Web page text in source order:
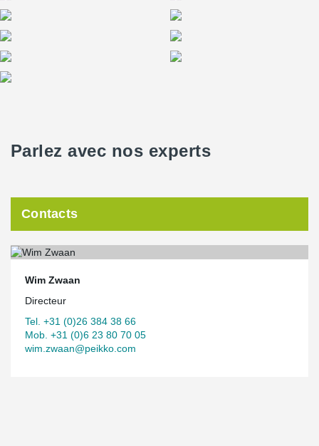
Parlez avec nos experts
Contacts
Wim Zwaan
Directeur
Tel. +31 (0)26 384 38 66
Mob. +31 (0)6 23 80 70 05
wim.zwaan@peikko.com